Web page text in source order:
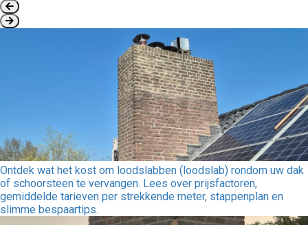
Ontdek wat het kost om loodslabben (loodslab) rondom uw dak
of schoorsteen te vervangen. Lees over prijsfactoren,
gemiddelde tarieven per strekkende meter, stappenplan en
slimme bespaartips.